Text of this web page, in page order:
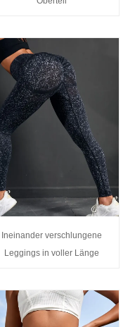
Ineinander verschlungene
Leggings in voller Länge